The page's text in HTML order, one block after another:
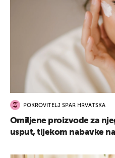
POKROVITELJ SPAR HRVATSKA
Omiljene proizvode za
usput, tijekom nabavke